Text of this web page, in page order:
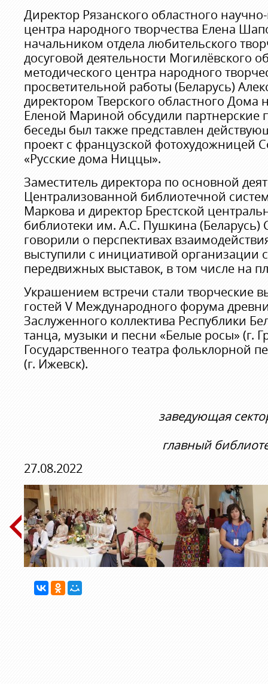
Директор Рязанского областного
центра народного творчества Елена
начальником отдела любительского
досуговой деятельности Могилёвского
методического центра народного
просветительной работы (Беларусь)
директором Тверского областного Дома
Еленой Мариной обсудили партнерские
беседы был также представлен
проект с французской фотохудожницей
«Русские дома Ниццы».
Заместитель директора по основной
Централизованной библиотечной
Маркова и директор Брестской
библиотеки им. А.С. Пушкина (Беларусь)
говорили о перспективах
выступили с инициативой организации
передвижных выставок, в том числе на
Украшением встречи стали творческие
гостей V Международного форума
Заслуженного коллектива Республики
танца, музыки и песни «Белые росы» (г.
Государственного театра фольклорной
(г. Ижевск).
заведующая
главный
27.08.2022